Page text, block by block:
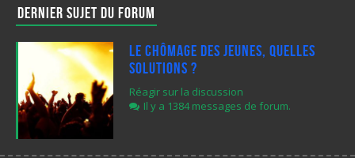
Dernier sujet du forum
Le chômage des jeunes, quelles
solutions ?
Réagir sur la discussion
Il y a 1384 messages de forum.